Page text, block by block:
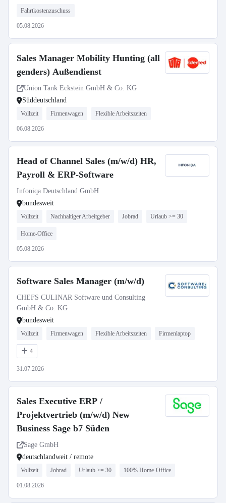
Fahrtkostenzuschuss
05.08.2026
Sales Manager Mobility Hunting (all
genders) Außendienst
Union Tank Eckstein GmbH & Co. KG
Süddeutschland
Vollzeit Firmenwagen Flexible Arbeitszeiten
06.08.2026
Head of Channel Sales (m/w/d) HR,
Payroll & ERP-Software
Infoniqa Deutschland GmbH
bundesweit
Vollzeit Nachhaltiger Arbeitgeber Jobrad Urlaub >= 30
Home-Office
05.08.2026
Software Sales Manager (m/w/d)
CHEFS CULINAR Software und Consulting
GmbH & Co. KG
bundesweit
Vollzeit Firmenwagen Flexible Arbeitszeiten Firmenlaptop
4
31.07.2026
Sales Executive ERP /
Projektvertrieb (m/w/d) New
Business Sage b7 Süden
Sage GmbH
deutschlandweit / remote
Vollzeit Jobrad Urlaub >= 30 100% Home-Office
01.08.2026